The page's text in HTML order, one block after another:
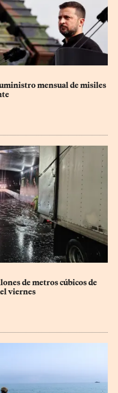
mensual de misiles
de metros cúbicos de
viernes